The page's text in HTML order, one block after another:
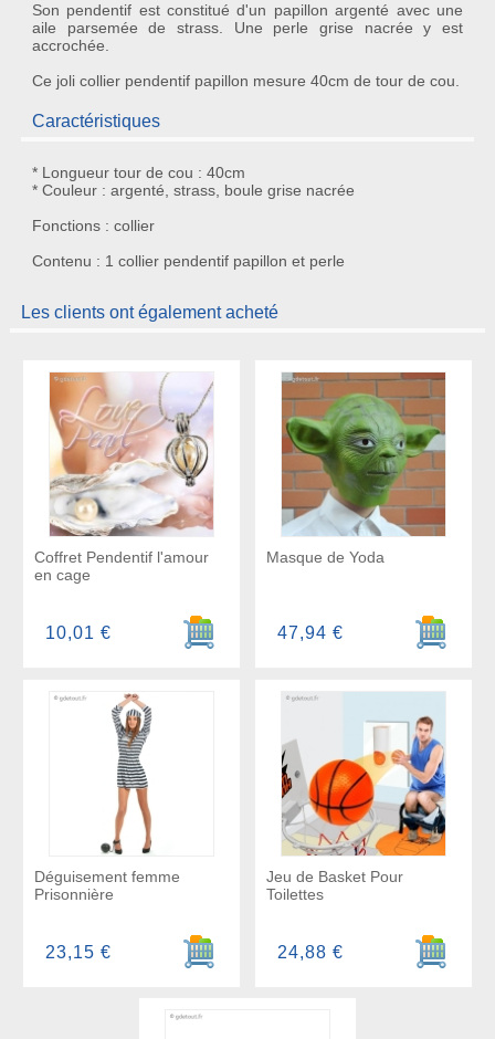
Son pendentif est constitué d'un papillon argenté avec une
aile parsemée de strass. Une perle grise nacrée y est
accrochée.
Ce joli collier pendentif papillon mesure 40cm de tour de cou.
Caractéristiques
* Longueur tour de cou : 40cm
* Couleur : argenté, strass, boule grise nacrée
Fonctions : collier
Contenu : 1 collier pendentif papillon et perle
Les clients ont également acheté
Coffret Pendentif l'amour
en cage
Ajouter au panier
10,01 €
Masque de Yoda
Ajouter
47,94 €
Déguisement femme
Prisonnière
Ajouter au panier
23,15 €
Jeu de Basket Pour
Toilettes
Ajouter
24,88 €